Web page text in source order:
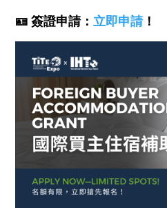
🪪簽證申請： 立即申請！